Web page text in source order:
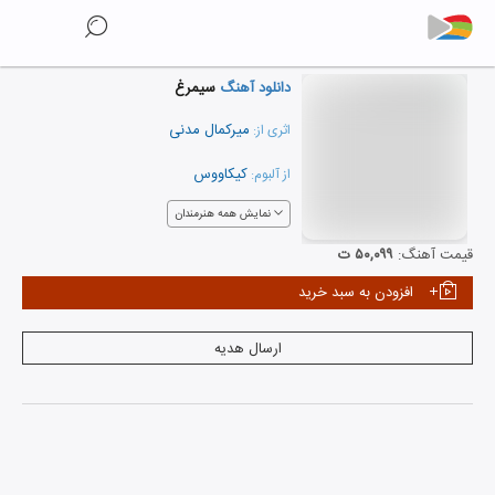
دانلود آهنگ سیمرغ
اثری از: میرکمال مدنی
از آلبوم: کیکاووس
نمایش همه هنرمندان
قیمت آهنگ: ۵۰,۰۹۹ ت
افزودن به سبد خرید
ارسال هدیه